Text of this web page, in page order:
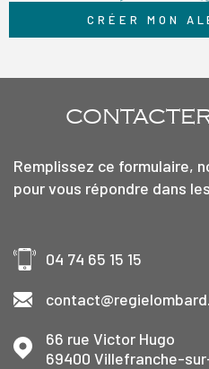
CRÉER MON
Remplissez ce formulaire,
pour vous répondre dans
04 74 65 15 15
66 rue Victor Hugo
69400
Villefranche-